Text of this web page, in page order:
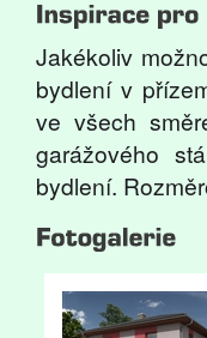
Jakékoliv
bydlení v
ve všech
garážového
bydlení.